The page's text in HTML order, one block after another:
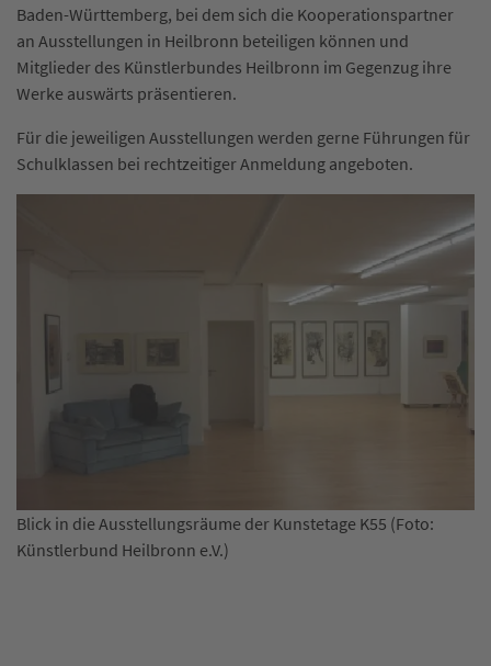
Baden-Württemberg, bei dem sich die Kooperationspartner
an Ausstellungen in Heilbronn beteiligen können und
Mitglieder des Künstlerbundes Heilbronn im Gegenzug ihre
Werke auswärts präsentieren.
Für die jeweiligen Ausstellungen werden gerne Führungen für
Schulklassen bei rechtzeitiger Anmeldung angeboten.
Blick in die Ausstellungsräume der Kunstetage K55 (Foto:
Künstlerbund Heilbronn e.V.)